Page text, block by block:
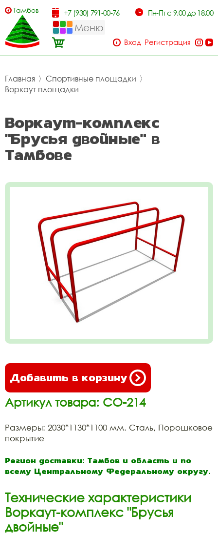
Тамбов +7 (930) 791-00-76 Пн-Пт с 9.00 до 18.00
Меню
Вход Регистрация
Главная 〉 Спортивные площадки 〉
Воркаут площадки
Воркаут-комплекс
"Брусья двойные" в
Тамбове
Добавить в корзину
Артикул товара: СО-214
Размеры: 2030*1130*1100 мм. Сталь, Порошковое
покрытие
Регион доставки: Тамбов и область и по
всему Центральному Федеральному округу.
Технические характеристики
Воркаут-комплекс "Брусья
двойные"